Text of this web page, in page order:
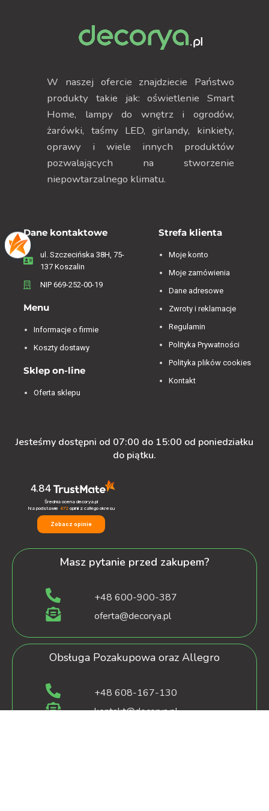
W naszej ofercie znajdziecie Państwo
produkty takie jak: oświetlenie Smart
Home, lampy do wnętrz i ogrodów,
żarówki, taśmy LED, girlandy, kinkiety,
oprawy i wiele innych produktów
pozwalających na stworzenie
niepowtarzalnego klimatu.
Dane kontaktowe
ul. Szczecińska 38H, 75-
137 Koszalin
NIP 669-252-00-19
Menu
Informacje o firmie
Koszty dostawy
Sklep on-line
Oferta sklepu
Strefa klienta
Moje konto
Moje zamówienia
Dane adresowe
Zwroty i reklamacje
Regulamin
Polityka Prywatności
Polityka plików cookies
Kontakt
Jesteśmy dostępni od 07:00 do 15:00 od poniedziałku
do piątku.
4.84
Średnia ocena decorya.pl
Na podstawie 472opinii z całego okresu
Zobacz opinie
Masz pytanie przed zakupem?
+48 600-900-387
oferta@decorya.pl
Obsługa Pozakupowa oraz Allegro
+48 608-167-130
kontakt@decorya.pl